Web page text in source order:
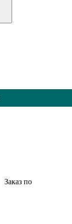
Заказ по